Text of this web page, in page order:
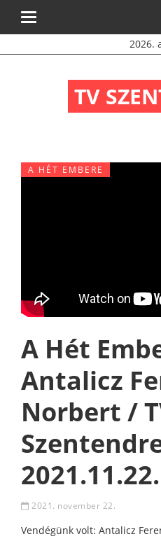
Toggle
2026.
TV
A HÉT EMBERE
A Hét
Antalicz
Norbert /
2021.11.22.
2021. november 22.
Vendégünk volt: Antalicz